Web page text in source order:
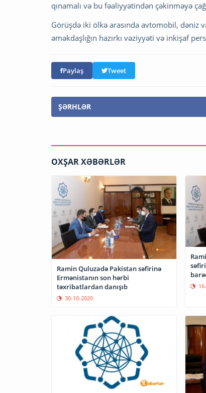
qınamalı və bu fəaliyyətindən çəkinməyə
Görüşdə iki ölkə arasında avtomobil, dəniz
əməkdaşlığın hazırkı vəziyyəti və inkişaf
Paylaş Tweet
ŞƏRHLƏR
OXŞAR XƏBƏRLƏR
Ramin Quluzadə Pakistan səfirinə
Ermənistanın son hərbi
təxribatlardan danışıb
30-10-2020